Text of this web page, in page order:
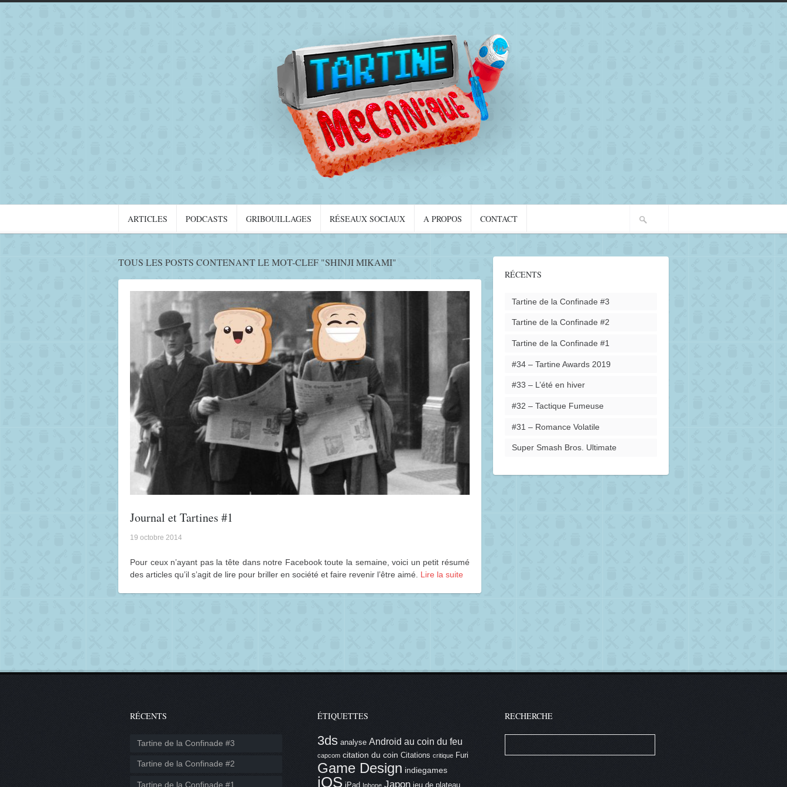
ARTICLES PODCASTS GRIBOUILLAGES RÉSEAUX SOCIAUX A PROPOS CONTACT
TOUS LES POSTS CONTENANT LE MOT-CLEF "SHINJI MIKAMI"
Journal et Tartines #1
19 octobre 2014
Pour ceux n’ayant pas la tête dans notre Facebook toute la semaine, voici un petit résumé
des articles qu’il s’agit de lire pour briller en société et faire revenir l’être aimé. Lire la suite
RÉCENTS
Tartine de la Confinade #3
Tartine de la Confinade #2
Tartine de la Confinade #1
#34 – Tartine Awards 2019
#33 – L’été en hiver
#32 – Tactique Fumeuse
#31 – Romance Volatile
Super Smash Bros. Ultimate
RÉCENTS
Tartine de la Confinade #3
Tartine de la Confinade #2
Tartine de la Confinade #1
ÉTIQUETTES
3ds analyse Android au coin du feu
capcom citation du coin Citations critique Furi
Game Design indiegames
iOS iPad Iphone Japon jeu de plateau
RECHERCHE